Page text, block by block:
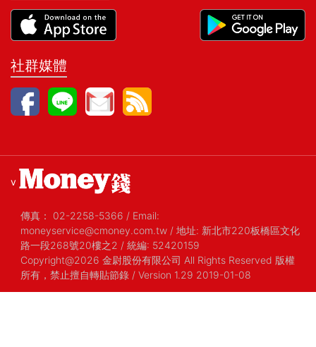
社群媒體
v
傳真： 02-2258-5366 / Email:
moneyservice@cmoney.com.tw / 地址: 新北市220板橋區文化
路一段268號20樓之2 / 統編: 52420159
Copyright@2026 金尉股份有限公司 All Rights Reserved 版權
所有，禁止擅自轉貼節錄 / Version 1.29 2019-01-08